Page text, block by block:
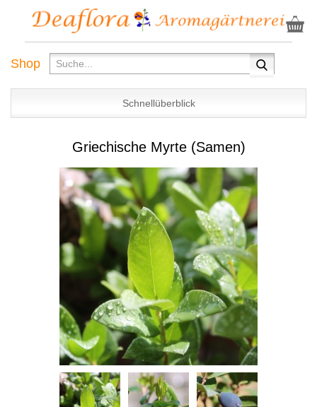
Shop
Schnellüberblick
Griechische Myrte (Samen)